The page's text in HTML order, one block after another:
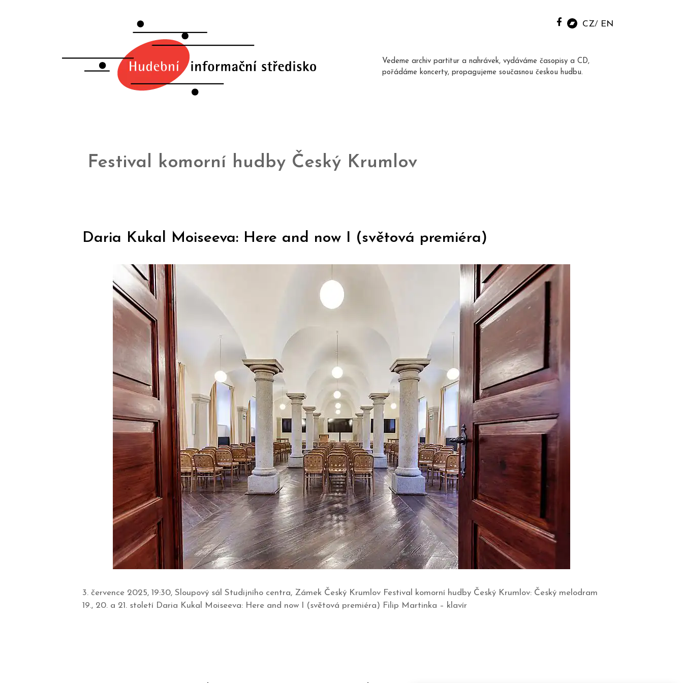
CZ EN
Vedeme archiv partitur a nahrávek, vydáváme časopisy a CD,
pořádáme koncerty, propagujeme současnou českou hudbu.
Festival komorní hudby Český Krumlov
Daria Kukal Moiseeva: Here and now I (světová premiéra)
3. července 2025, 19:30, Sloupový sál Studijního centra, Zámek Český Krumlov Festival komorní hudby Český Krumlov: Český melodram
19., 20. a 21. století Daria Kukal Moiseeva: Here and now I (světová premiéra) Filip Martinka – klavír